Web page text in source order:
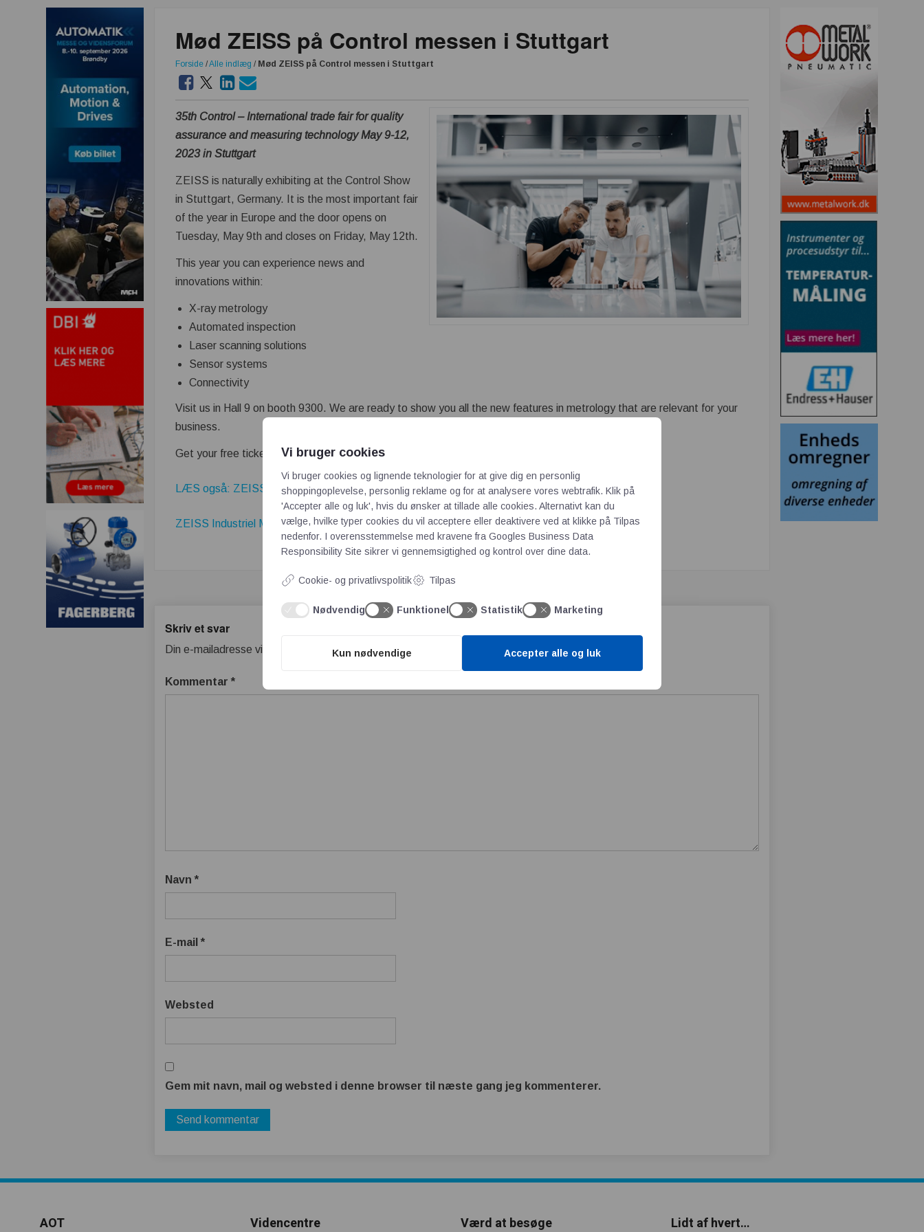
Mød ZEISS på Control messen i Stuttgart
Forside /Alle indlæg / Mød ZEISS på Control messen i Stuttgart
35th Control – International trade fair for quality
assurance and measuring technology May 9-12,
2023 in Stuttgart
ZEISS is naturally exhibiting at the Control Show
in Stuttgart, Germany. It is the most important fair
of the year in Europe and the door opens on
Tuesday, May 9th and closes on Friday, May 12th.
This year you can experience news and
innovations within:
X-ray metrology
Automated inspection
Laser scanning solutions
Sensor systems
Connectivity
Visit us in Hall 9 on booth 9300. We are ready to show you all the new features in metrology that are relevant for your
business.
Get your free ticket here
LÆS også: ZEISS introducerer Xradia 630 Versa X-ray mikroskop
ZEISS Industriel Måleteknik's Firmaprofil
Skriv et svar
Din e-mailadresse vil ikke blive publiceret. Krævede felter er markeret med*
Kommentar*
Navn*
E-mail*
Websted
Gem mit navn, mail og websted i denne browser til næste gang jeg kommenterer.
AOT Videncentre Værd at besøge Lidt af hvert…
Vi bruger cookies
Vi bruger cookies og lignende teknologier for at give dig en personlig
shoppingoplevelse, personlig reklame og for at analysere vores webtrafik. Klik på
'Accepter alle og luk', hvis du ønsker at tillade alle cookies. Alternativt kan du
vælge, hvilke typer cookies du vil acceptere eller deaktivere ved at klikke på Tilpas
nedenfor. I overensstemmelse med kravene fra Googles Business Data
Responsibility Site sikrer vi gennemsigtighed og kontrol over dine data.
Cookie- og privatlivspolitik Tilpas
Nødvendig Funktionel Statistik Marketing
Kun nødvendige Accepter alle og luk